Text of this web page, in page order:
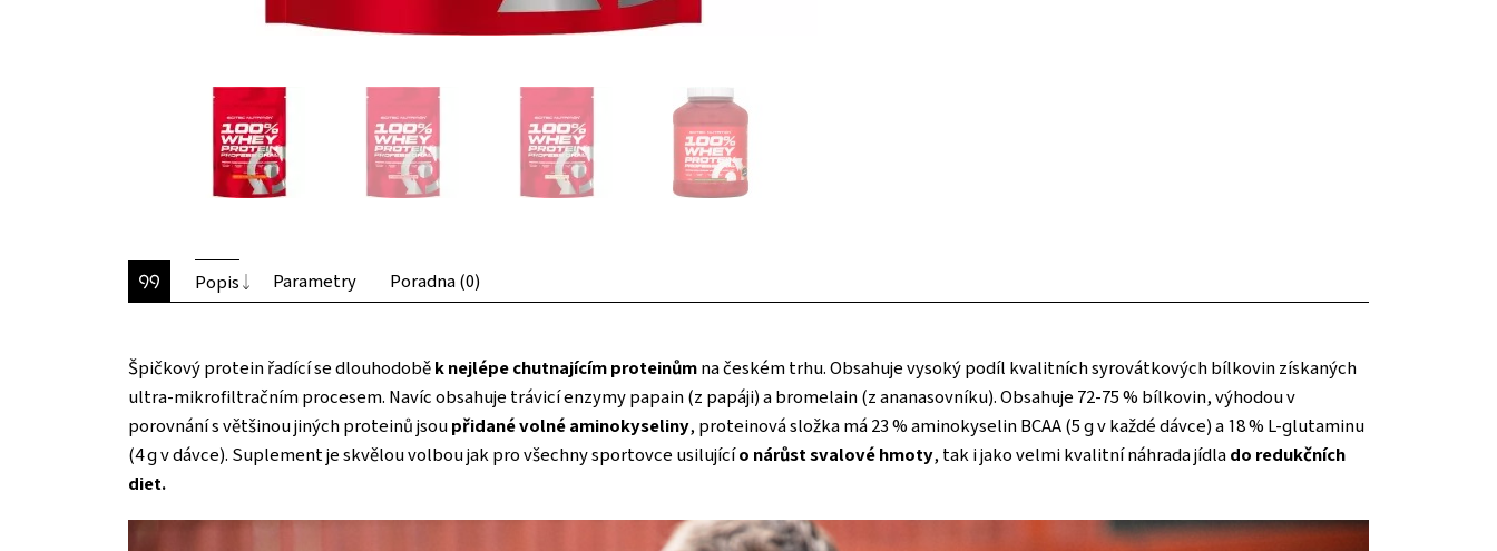
Popis Parametry Poradna (0)
Špičkový protein řadící se dlouhodobě k nejlépe chutnajícím proteinům na českém trhu. Obsahuje vysoký podíl kvalitních syrovátkových bílkovin získaných
ultra-mikrofiltračním procesem. Navíc obsahuje trávicí enzymy papain (z papáji) a bromelain (z ananasovníku). Obsahuje 72-75 % bílkovin, výhodou v
porovnání s většinou jiných proteinů jsou přidané volné aminokyseliny, proteinová složka má 23 % aminokyselin BCAA (5 g v každé dávce) a 18 % L-glutaminu
(4 g v dávce). Suplement je skvělou volbou jak pro všechny sportovce usilujícío nárůst svalové hmoty, tak i jako velmi kvalitní náhrada jídla do redukčních
diet.